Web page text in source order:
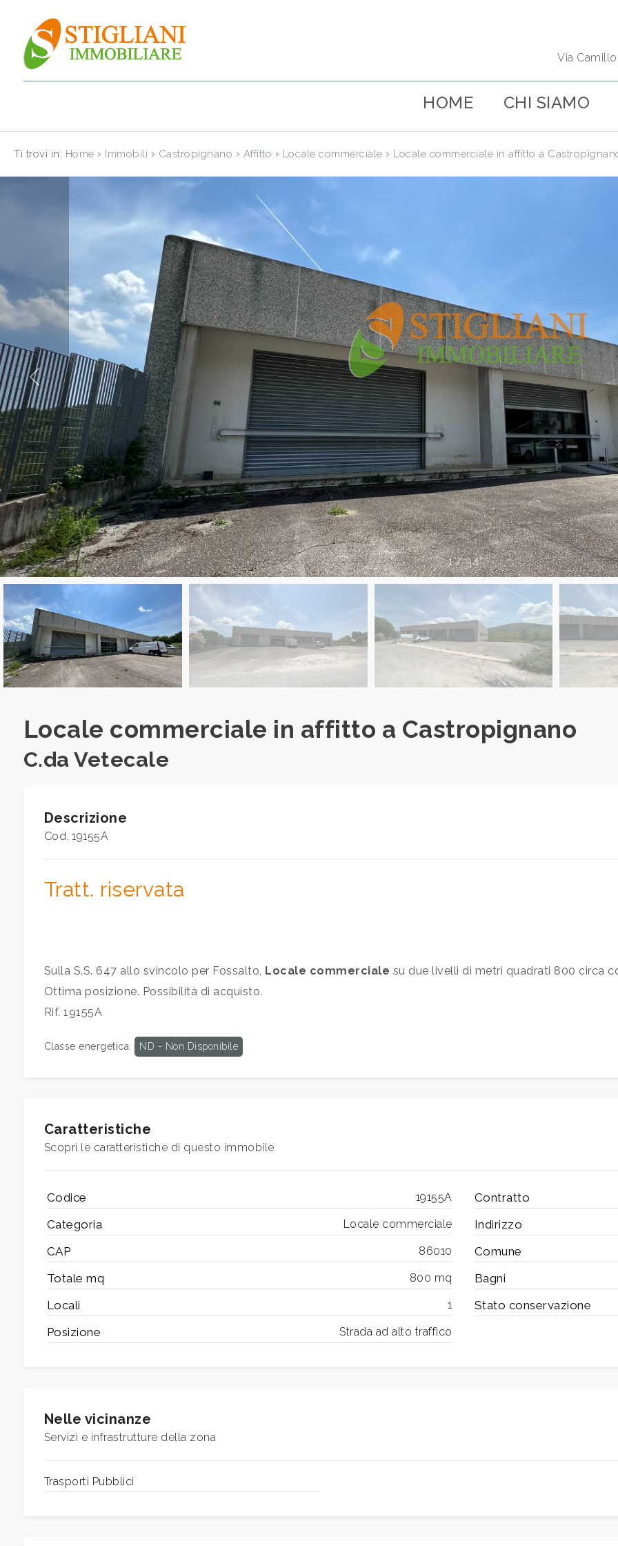
Via
HOME CHI SIAMO
Ti trovi in: Home › Immobili › Castropignano › Affitto › Locale commerciale › Locale commerciale in affitto a
1 / 34
Locale commerciale in affitto a Castropignano
C.da Vetecale
Descrizione
Cod. 19155A
Tratt. riservata
Sulla S.S. 647 allo svincolo per Fossalto, Locale commerciale su due livelli di metri quadrati 800 circa
Ottima posizione. Possibilità di acquisto.
Rif. 19155A
Classe energetica: ND - Non Disponibile
Caratteristiche
Scopri le caratteristiche di questo immobile
Codice 19155A Contratto
Categoria Locale commerciale Indirizzo
CAP 86010 Comune
Totale mq 800 mq Bagni
Locali 1 Stato conservazione
Posizione Strada ad alto traffico
Nelle vicinanze
Servizi e infrastrutture della zona
Trasporti Pubblici
HOME
CHI
IMMOBILI
Codice
dove
cercare
Comune
Tipologia
-
multiscelta
Qualsiasi
Residenziali
Commerciali
Terreni
minimi